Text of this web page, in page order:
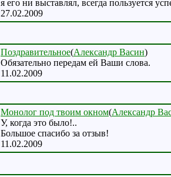
я его ни выставлял, всегда пользуется
27.02.2009
Поздравительное(Александр Васин)
Обязательно передам ей Ваши слова.
11.02.2009
Монолог под твоим окном(Александр
У, когда это было!..
Большое спасибо за отзыв!
11.02.2009